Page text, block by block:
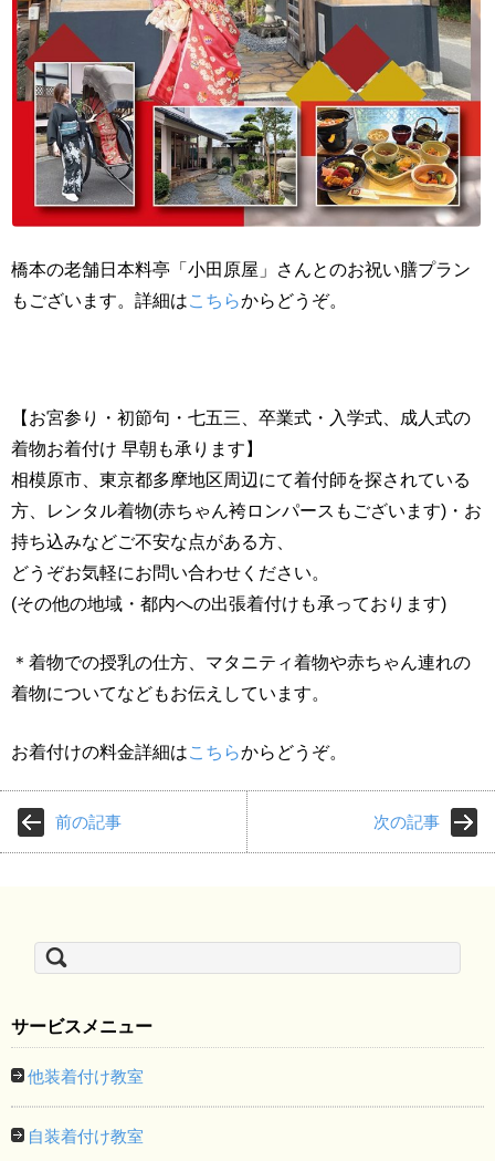
橋本の老舗日本料亭「小田原屋」さんとのお祝い膳プラン
もございます。詳細はこちらからどうぞ。
【お宮参り・初節句・七五三、卒業式・入学式、成人式の
着物お着付け 早朝も承ります】
相模原市、東京都多摩地区周辺にて着付師を探されている
方、レンタル着物(赤ちゃん袴ロンパースもございます)・お
持ち込みなどご不安な点がある方、
どうぞお気軽にお問い合わせください。
(その他の地域・都内への出張着付けも承っております)
＊着物での授乳の仕方、マタニティ着物や赤ちゃん連れの
着物についてなどもお伝えしています。
お着付けの料金詳細はこちらからどうぞ。
前の記事 次の記事
索:
サービスメニュー
他装着付け教室
自装着付け教室